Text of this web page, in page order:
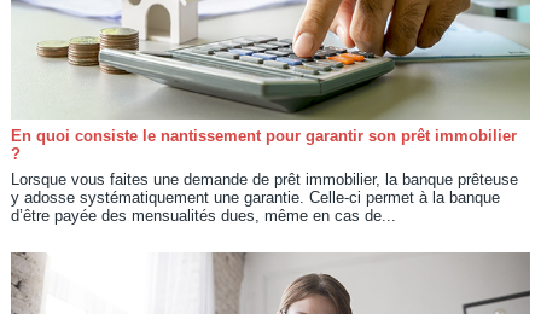
En quoi consiste le nantissement pour garantir son prêt immobilier
?
Lorsque vous faites une demande de prêt immobilier, la banque prêteuse
y adosse systématiquement une garantie. Celle-ci permet à la banque
d’être payée des mensualités dues, même en cas de...